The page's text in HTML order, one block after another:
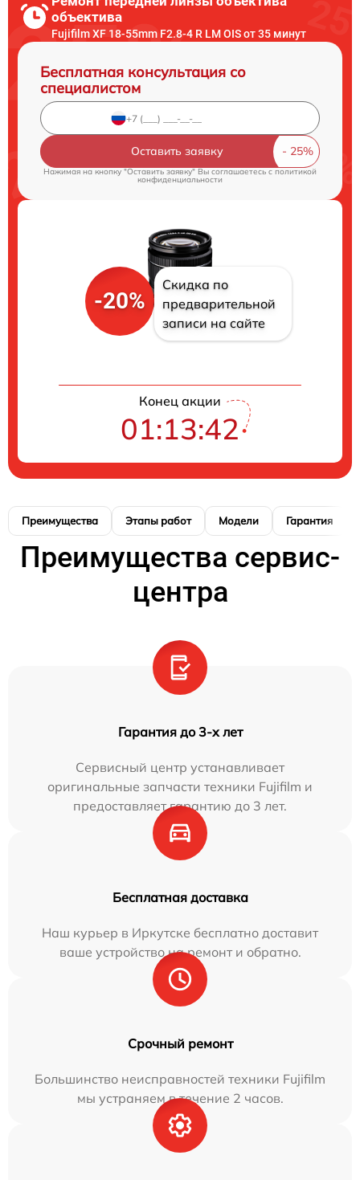
объектива
Fujifilm XF 18-55mm F2.8-4 R LM OIS от 35 минут
Бесплатная консультация со
специалистом
Оставить заявку
Нажимая на кнопку "Оставить заявку" Вы соглашаетесь c политикой
конфиденциальности
-20%
Скидка по
предварительной
записи на сайте
Конец акции
01:13:41
Преимущества Этапы работ Модели Гарантия
Преимущества сервис-
центра
Гарантия до 3-х лет
Сервисный центр устанавливает
оригинальные запчасти техники Fujifilm и
предоставляет гарантию до 3 лет.
Бесплатная доставка
Наш курьер в Иркутске бесплатно доставит
ваше устройство на ремонт и обратно.
Срочный ремонт
Большинство неисправностей техники Fujifilm
мы устраняем в течение 2 часов.